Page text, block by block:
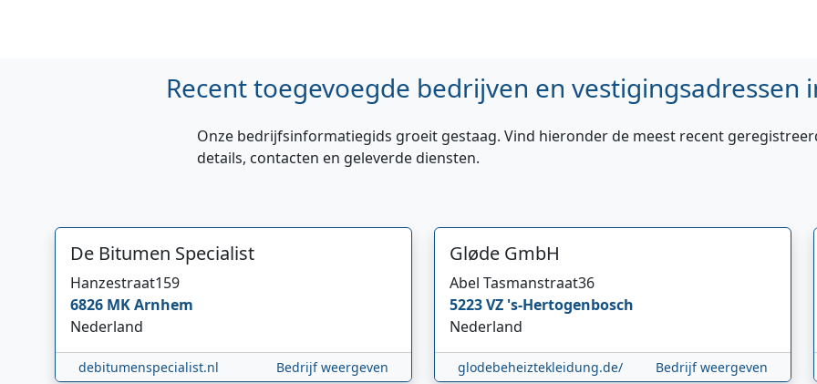
Recent toegevoegde bedrijven en vestigingsadressen
Onze bedrijfsinformatiegids groeit gestaag. Vind hieronder de meest recent
details, contacten en geleverde diensten.
De Bitumen Specialist
Hanzestraat159
6826 MKArnhem
Nederland
debitumenspecialist.nl Bedrijf weergeven
Gløde GmbH
Abel Tasmanstraat36
5223 VZ 's-Hertogenbosch
Nederland
glodebeheiztekleidung.de/ Bedrijf weergeven